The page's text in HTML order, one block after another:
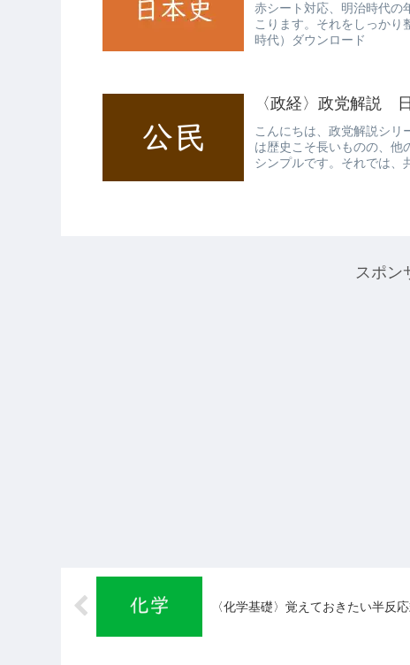
赤シート対応、明治時代の
こります。それをしっかり
時代）ダウンロード
〈政経〉政党解説
こんにちは、政党解説シリ
は歴史こそ長いものの、他
シンプルです。それでは、
スポン
〈化学基礎〉覚えておきたい半反